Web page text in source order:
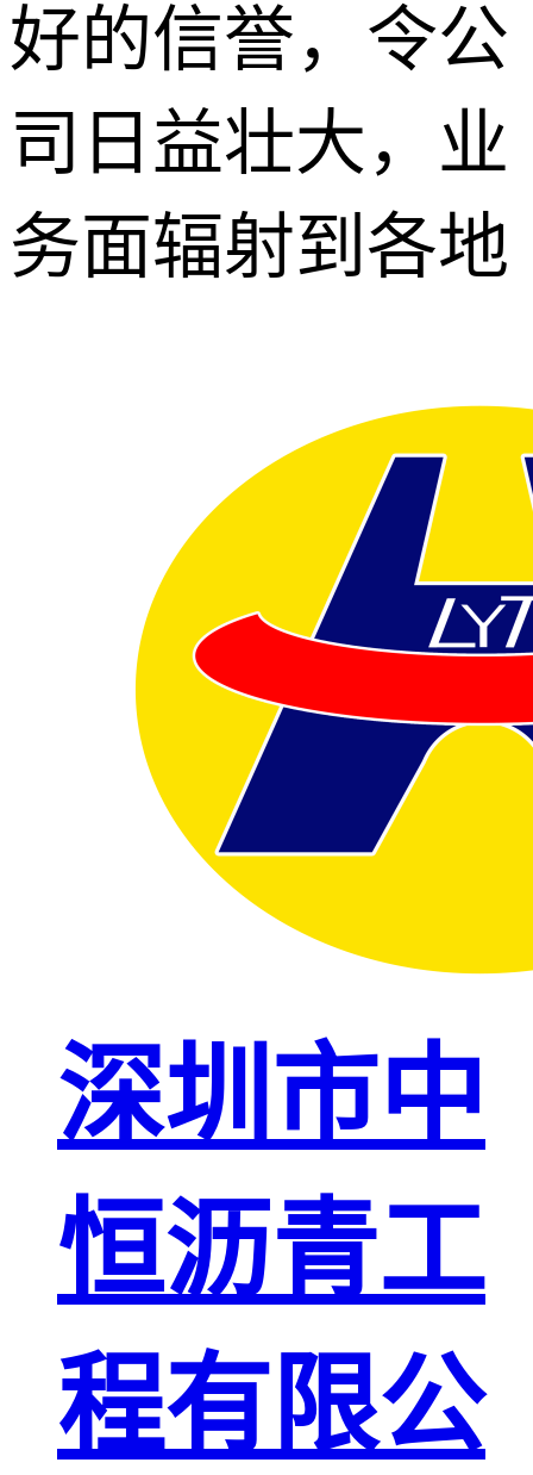
好的信誉，令公
司日益壮大，业
务面辐射到各地
深圳市中
恒沥青工
程有限公